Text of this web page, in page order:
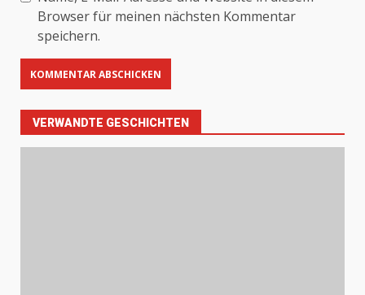
Browser für meinen nächsten Kommentar
speichern.
VERWANDTE GESCHICHTEN